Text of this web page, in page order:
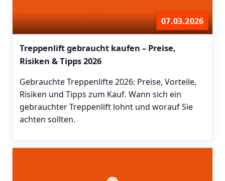
07.03.2026
Treppenlift gebraucht kaufen – Preise,
Risiken & Tipps 2026
Gebrauchte Treppenlifte 2026: Preise, Vorteile,
Risiken und Tipps zum Kauf. Wann sich ein
gebrauchter Treppenlift lohnt und worauf Sie
achten sollten.